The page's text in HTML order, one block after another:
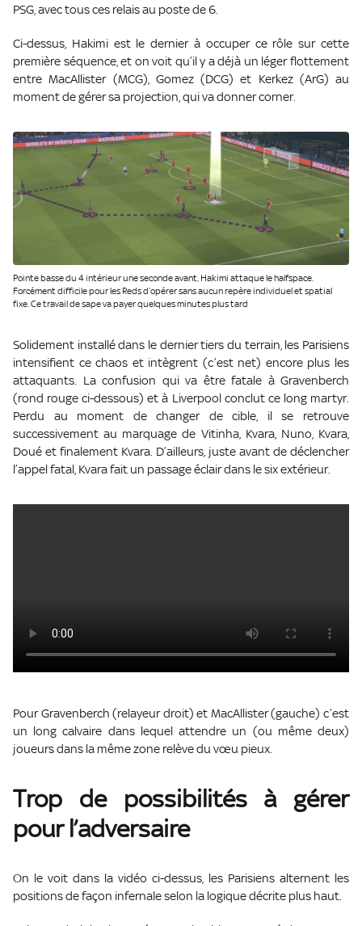
PSG, avec tous ces relais au poste de 6.
Ci-dessus, Hakimi est le dernier à occuper ce rôle sur cette
première séquence, et on voit qu’il y a déjà un léger flottement
entre MacAllister (MCG), Gomez (DCG) et Kerkez (ArG) au
moment de gérer sa projection, qui va donner corner.
Pointe basse du 4 intérieur une seconde avant, Hakimi attaque le halfspace.
Forcément difficile pour les Reds d’opérer sans aucun repère individuel et spatial
fixe. Ce travail de sape va payer quelques minutes plus tard
Solidement installé dans le dernier tiers du terrain, les Parisiens
intensifient ce chaos et intègrent (c’est net) encore plus les
attaquants. La confusion qui va être fatale à Gravenberch
(rond rouge ci-dessous) et à Liverpool conclut ce long martyr.
Perdu au moment de changer de cible, il se retrouve
successivement au marquage de Vitinha, Kvara, Nuno, Kvara,
Doué et finalement Kvara. D’ailleurs, juste avant de déclencher
l’appel fatal, Kvara fait un passage éclair dans le six extérieur.
Pour Gravenberch (relayeur droit) et MacAllister (gauche) c’est
un long calvaire dans lequel attendre un (ou même deux)
joueurs dans la même zone relève du vœu pieux.
Trop de possibilités à gérer
pour l’adversaire
On le voit dans la vidéo ci-dessus, les Parisiens alternent les
positions de façon infernale selon la logique décrite plus haut.